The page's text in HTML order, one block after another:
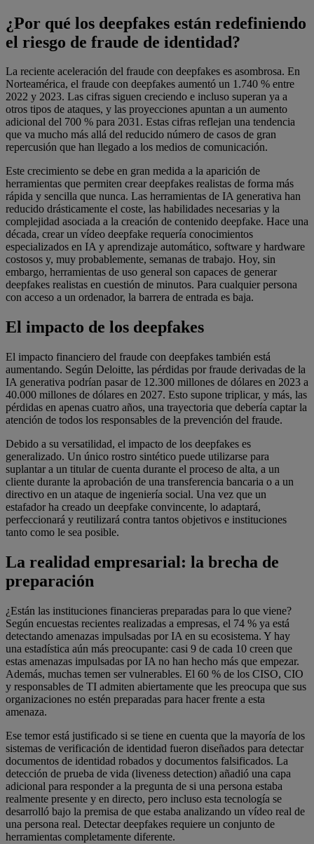
¿Por qué los deepfakes están redefiniendo
el riesgo de fraude de identidad?
La reciente aceleración del fraude con deepfakes es asombrosa. En
Norteamérica, el fraude con deepfakes aumentó un 1.740 % entre
2022 y 2023. Las cifras siguen creciendo e incluso superan ya a
otros tipos de ataques, y las proyecciones apuntan a un aumento
adicional del 700 % para 2031. Estas cifras reflejan una tendencia
que va mucho más allá del reducido número de casos de gran
repercusión que han llegado a los medios de comunicación.
Este crecimiento se debe en gran medida a la aparición de
herramientas que permiten crear deepfakes realistas de forma más
rápida y sencilla que nunca. Las herramientas de IA generativa han
reducido drásticamente el coste, las habilidades necesarias y la
complejidad asociada a la creación de contenido deepfake. Hace una
década, crear un vídeo deepfake requería conocimientos
especializados en IA y aprendizaje automático, software y hardware
costosos y, muy probablemente, semanas de trabajo. Hoy, sin
embargo, herramientas de uso general son capaces de generar
deepfakes realistas en cuestión de minutos. Para cualquier persona
con acceso a un ordenador, la barrera de entrada es baja.
El impacto de los deepfakes
El impacto financiero del fraude con deepfakes también está
aumentando. Según Deloitte, las pérdidas por fraude derivadas de la
IA generativa podrían pasar de 12.300 millones de dólares en 2023 a
40.000 millones de dólares en 2027. Esto supone triplicar, y más, las
pérdidas en apenas cuatro años, una trayectoria que debería captar la
atención de todos los responsables de la prevención del fraude.
Debido a su versatilidad, el impacto de los deepfakes es
generalizado. Un único rostro sintético puede utilizarse para
suplantar a un titular de cuenta durante el proceso de alta, a un
cliente durante la aprobación de una transferencia bancaria o a un
directivo en un ataque de ingeniería social. Una vez que un
estafador ha creado un deepfake convincente, lo adaptará,
perfeccionará y reutilizará contra tantos objetivos e instituciones
tanto como le sea posible.
La realidad empresarial: la brecha de
preparación
¿Están las instituciones financieras preparadas para lo que viene?
Según encuestas recientes realizadas a empresas, el 74 % ya está
detectando amenazas impulsadas por IA en su ecosistema. Y hay
una estadística aún más preocupante: casi 9 de cada 10 creen que
estas amenazas impulsadas por IA no han hecho más que empezar.
Además, muchas temen ser vulnerables. El 60 % de los CISO, CIO
y responsables de TI admiten abiertamente que les preocupa que sus
organizaciones no estén preparadas para hacer frente a esta
amenaza.
Ese temor está justificado si se tiene en cuenta que la mayoría de los
sistemas de verificación de identidad fueron diseñados para detectar
documentos de identidad robados y documentos falsificados. La
detección de prueba de vida (liveness detection) añadió una capa
adicional para responder a la pregunta de si una persona estaba
realmente presente y en directo, pero incluso esta tecnología se
desarrolló bajo la premisa de que estaba analizando un vídeo real de
una persona real. Detectar deepfakes requiere un conjunto de
herramientas completamente diferente.